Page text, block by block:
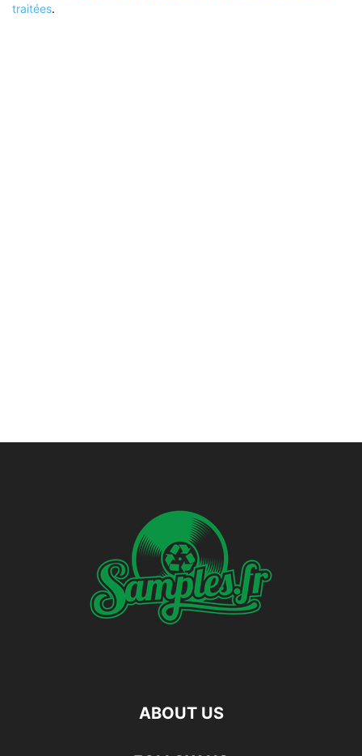
traitées.
ABOUT US